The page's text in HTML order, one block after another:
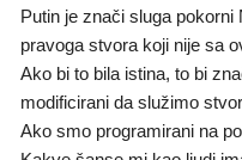
Putin je znači sluga
pravoga stvora koji nije sa
Ako bi to bila istina, to bi
modificirani da služimo
Ako smo programirani na